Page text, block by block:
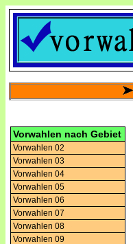
Vorwahlen nach Gebiet
Vorwahlen 02
Vorwahlen 03
Vorwahlen 04
Vorwahlen 05
Vorwahlen 06
Vorwahlen 07
Vorwahlen 08
Vorwahlen 09